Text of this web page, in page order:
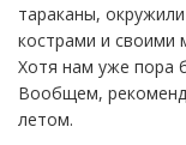
тараканы,
кострами и своими
Хотя нам уже пора
Вообщем,
летом.